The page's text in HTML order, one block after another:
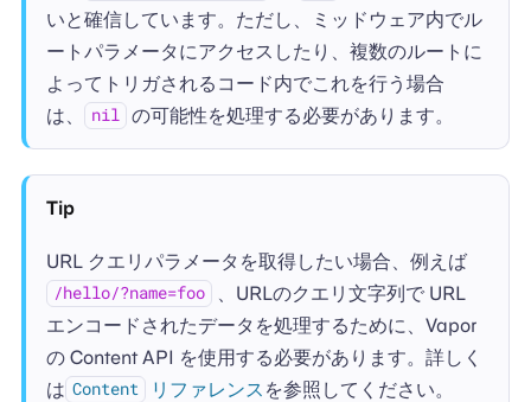
いと確信しています。ただし、ミッドウェア内でル
ートパラメータにアクセスしたり、複数のルートに
よってトリガされるコード内でこれを行う場合
は、
nil の可能性を処理する必要があります。
Tip
URL クエリパラメータを取得したい場合、例えば
/hello/?name=foo
、URLのクエリ文字列で URL
エンコードされたデータを処理するために、Vapor
の Content API を使用する必要があります。詳しく
は Content リファレンス を参照してください。